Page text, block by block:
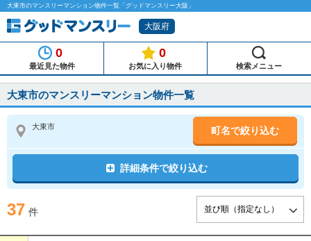
大東市のマンスリーマンション物件一覧「グッドマンスリー大阪」
大阪府
0
最近見た物件
0
お気に入り物件 検索メニュー
大東市のマンスリーマンション物件一覧
大東市 町名で絞り込む
詳細条件で絞り込む
37 件